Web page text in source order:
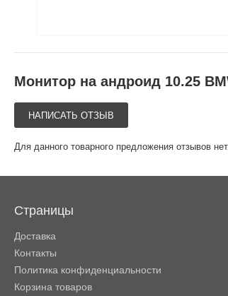
Монитор на андроид 10.25
НАПИСАТЬ ОТЗЫВ
Для данного товарного предложения отзывов
Страницы
Доставка
Контакты
Политика конфиденциальности
Корзина товаров